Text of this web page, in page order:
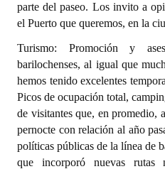
parte del paseo. Los invito a
el Puerto que queremos, en la
Turismo: Promoción y
barilochenses, al igual que
hemos tenido excelentes
Picos de ocupación total,
de visitantes que, en promedio,
pernocte con relación al año
políticas públicas de la línea de
que incorporó nuevas rutas